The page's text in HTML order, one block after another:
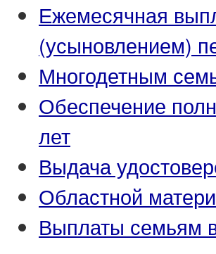
Ежемесячная
(усыновлением)
Многодетным
Обеспечение
лет
Выдача
Областной
Выплаты семьям